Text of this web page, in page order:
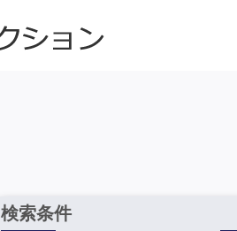
検索条件